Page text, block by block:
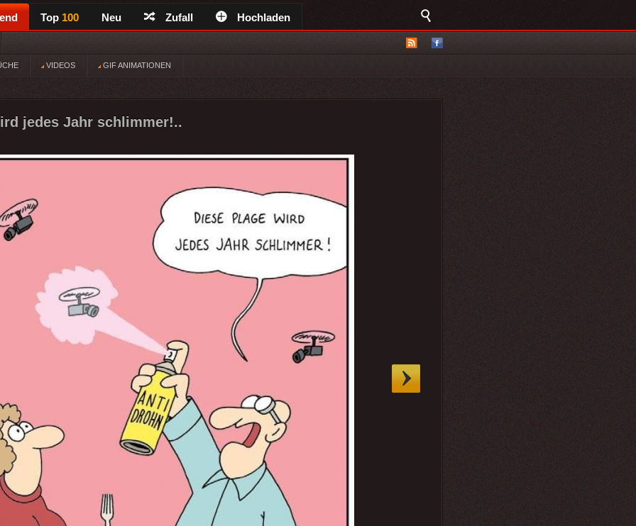
Top 100 Neu Zufall Hochladen
VIDEOS GIF ANIMATIONEN
jedes Jahr schlimmer!..